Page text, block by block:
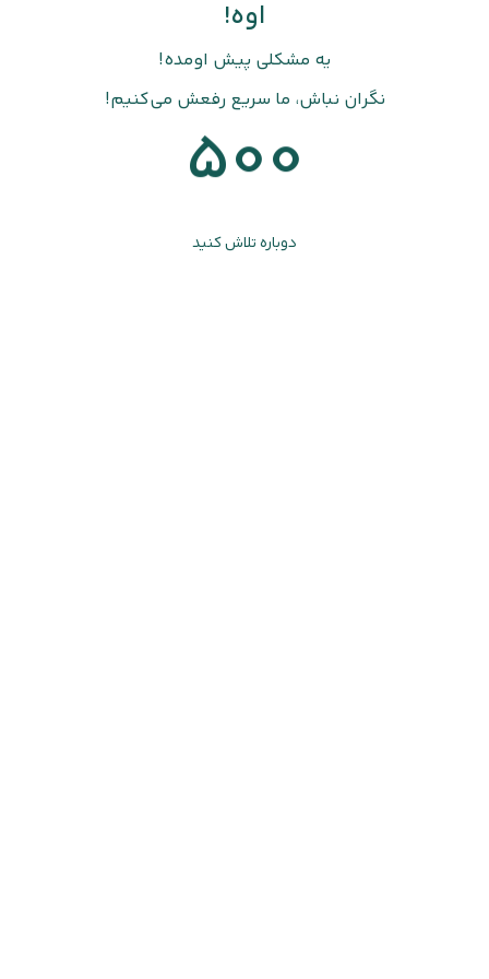
اوه!
یه مشکلی پیش اومده!
نگران نباش، ما سریع رفعش می‌کنیم!
500
دوباره تلاش کنید